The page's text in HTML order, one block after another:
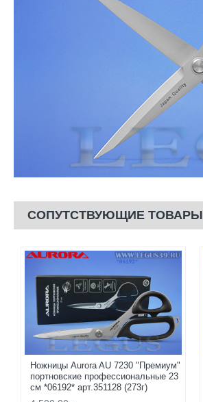
СОПУТСТВУЮЩИЕ ТОВАРЫ
Ножницы Aurora AU 7230 "Премиум"
портновские профессиональные 23
см *06192* арт.351128 (273г)